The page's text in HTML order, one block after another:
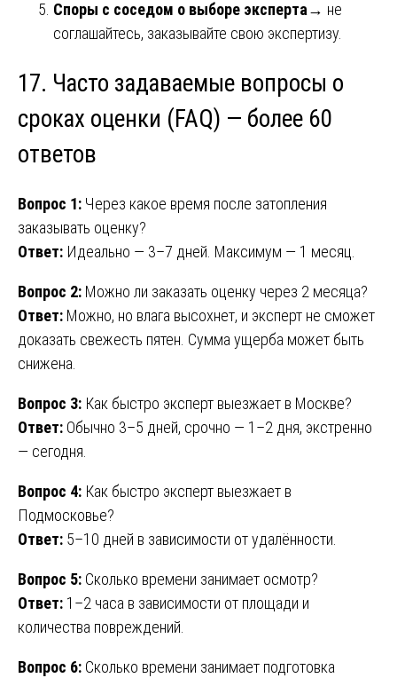
Споры с соседом о выборе эксперта→ не
соглашайтесь, заказывайте свою экспертизу.
17. Часто задаваемые вопросы о
сроках оценки (FAQ) — более 60
ответов
Вопрос 1: Через какое время после затопления
заказывать оценку?
Ответ: Идеально — 3–7 дней. Максимум — 1 месяц.
Вопрос 2: Можно ли заказать оценку через 2 месяца?
Ответ: Можно, но влага высохнет, и эксперт не сможет
доказать свежесть пятен. Сумма ущерба может быть
снижена.
Вопрос 3: Как быстро эксперт выезжает в Москве?
Ответ: Обычно 3–5 дней, срочно — 1–2 дня, экстренно
— сегодня.
Вопрос 4: Как быстро эксперт выезжает в
Подмосковье?
Ответ: 5–10 дней в зависимости от удалённости.
Вопрос 5: Сколько времени занимает осмотр?
Ответ: 1–2 часа в зависимости от площади и
количества повреждений.
Вопрос 6: Сколько времени занимает подготовка